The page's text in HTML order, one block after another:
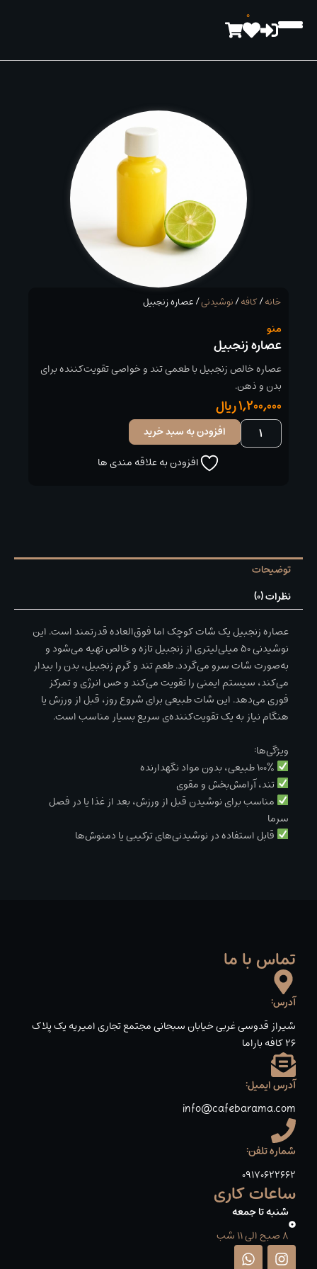
0
خانه/کافه/نوشیدنی/ عصاره زنجبیل
منو
عصاره زنجبیل
عصاره خالص زنجبیل با طعمی تند و خواصی تقویت‌کننده برای
بدن و ذهن.
1,200,000ریال
عصاره
زنجبیل
افزودن به سبد خرید
افزودن به علاقه مندی ها
توضیحات
نظرات (0)
عصاره زنجبیل یک شات کوچک اما فوق‌العاده قدرتمند است. این
نوشیدنی ۵۰ میلی‌لیتری از زنجبیل تازه و خالص تهیه می‌شود و
به‌صورت شات سرو می‌گردد. طعم تند و گرم زنجبیل، بدن را بیدار
می‌کند، سیستم ایمنی را تقویت می‌کند و حس انرژی و تمرکز
فوری می‌دهد. این شات طبیعی برای شروع روز، قبل از ورزش یا
هنگام نیاز به یک تقویت‌کننده‌ی سریع بسیار مناسب است.
ویژگی‌ها:
تند، آرامش‌بخش و مقوی
مناسب برای نوشیدن قبل از ورزش، بعد از غذا یا در فصل
سرما
قابل استفاده در نوشیدنی‌های ترکیبی یا دمنوش‌ها
تماس با ما
آدرس:
شیراز قدوسی غربی خیابان سبحانی مجتمع تجاری امیریه یک پلاک
۲۶ کافه باراما
آدرس ایمیل:
info@cafebarama.com
شماره تلفن:
09170622662
ساعات کاری
شنبه تا جمعه
8 صبح الی 11 شب
I
n
W
h